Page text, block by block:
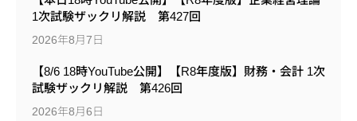
1次試験ザックリ解説 第427回
2026年8月7日
【8/6 18時YouTube公開】【R8年度版】財務・会計 1次
試験ザックリ解説 第426回
2026年8月6日